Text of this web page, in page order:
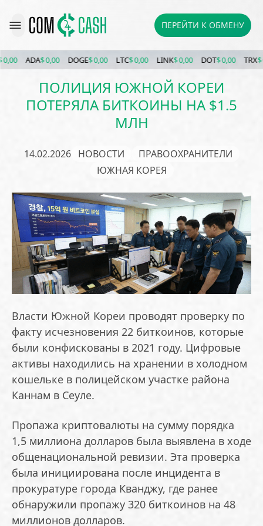
ПЕРЕЙТИ К ОБМЕНУ
ADA$ 0,00 DOGE$ 0,00 LTC$ 0,00 LINK$ 0,00 DOT$ 0,00 TRX$
ПОЛИЦИЯ ЮЖНОЙ КОРЕИ
ПОТЕРЯЛА БИТКОИНЫ НА $1.5
МЛН
14.02.2026 НОВОСТИ
ПРАВООХРАНИТЕЛИ
ЮЖНАЯ КОРЕЯ
Власти Южной Кореи проводят проверку по
факту исчезновения 22 биткоинов, которые
были конфискованы в 2021 году. Цифровые
активы находились на хранении в холодном
кошельке в полицейском участке района
Каннам в Сеуле.
Пропажа криптовалюты на сумму порядка
1,5 миллиона долларов была выявлена в ходе
общенациональной ревизии. Эта проверка
была инициирована после инцидента в
прокуратуре города Кванджу, где ранее
обнаружили пропажу 320 биткоинов на 48
миллионов долларов.